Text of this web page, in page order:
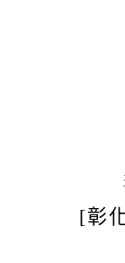
[彰